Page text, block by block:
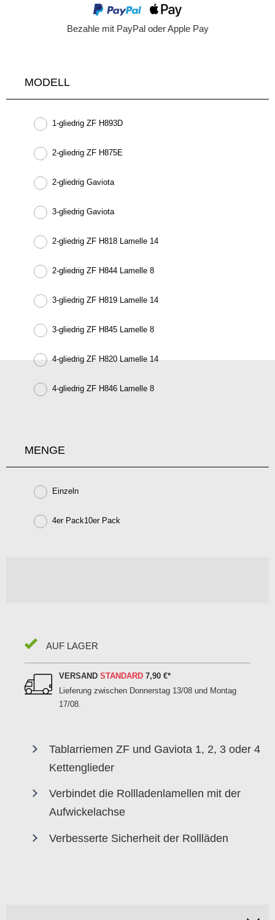
Bezahle mit PayPal oder Apple Pay
MODELL
1-gliedrig ZF H893D
2-gliedrig ZF H875E
2-gliedrig Gaviota
3-gliedrig Gaviota
2-gliedrig ZF H818 Lamelle 14
2-gliedrig ZF H844 Lamelle 8
3-gliedrig ZF H819 Lamelle 14
3-gliedrig ZF H845 Lamelle 8
4-gliedrig ZF H820 Lamelle 14
4-gliedrig ZF H846 Lamelle 8
MENGE
Einzeln
4er Pack10er Pack
AUF LAGER
VERSANDSTANDARD 7,90 €*
Lieferung zwischen Donnerstag 13/08 und Montag
17/08
Tablarriemen ZF und Gaviota 1, 2, 3 oder 4
Kettenglieder
Verbindet die Rollladenlamellen mit der
Aufwickelachse
Verbesserte Sicherheit der Rollläden